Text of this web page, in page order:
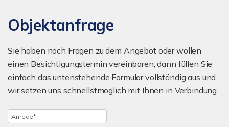
Objektanfrage
Sie haben noch Fragen zu dem Angebot oder wollen
einen Besichtigungstermin vereinbaren, dann füllen Sie
einfach das untenstehende Formular vollständig aus und
wir setzen uns schnellstmöglich mit Ihnen in Verbindung.